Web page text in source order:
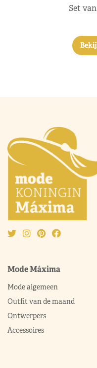
Set
Mode Máxima
Mode algemeen
Outfit van de maand
Ontwerpers
Accessoires